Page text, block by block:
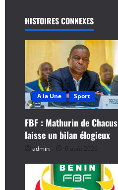
i
o
d
’
a
r
t
HISTOIRES CONNEXES
A la Une Sport
FBF : Mathurin de Chacus
laisse un bilan élogieux
admin 6 août 2026